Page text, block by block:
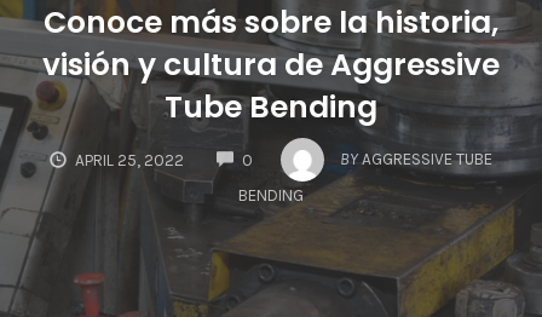
Conoce más sobre la historia,
visión y cultura de Aggressive
Tube Bending
APRIL 25, 2022 0
COMMENTS
BY AGGRESSIVE TUBE
BENDING